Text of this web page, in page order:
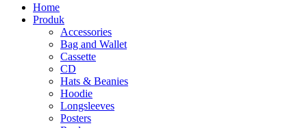
Home
Produk
Accessories
Bag and Wallet
Cassette
CD
Hats & Beanies
Hoodie
Longsleeves
Posters